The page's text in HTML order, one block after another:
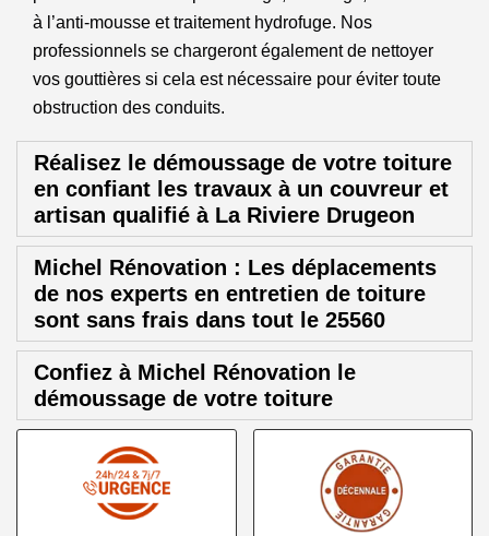
à l’anti-mousse et traitement hydrofuge. Nos
professionnels se chargeront également de nettoyer
vos gouttières si cela est nécessaire pour éviter toute
obstruction des conduits.
Réalisez le démoussage de votre toiture
en confiant les travaux à un couvreur et
artisan qualifié à La Riviere Drugeon
Michel Rénovation : Les déplacements
de nos experts en entretien de toiture
sont sans frais dans tout le 25560
Confiez à Michel Rénovation le
démoussage de votre toiture